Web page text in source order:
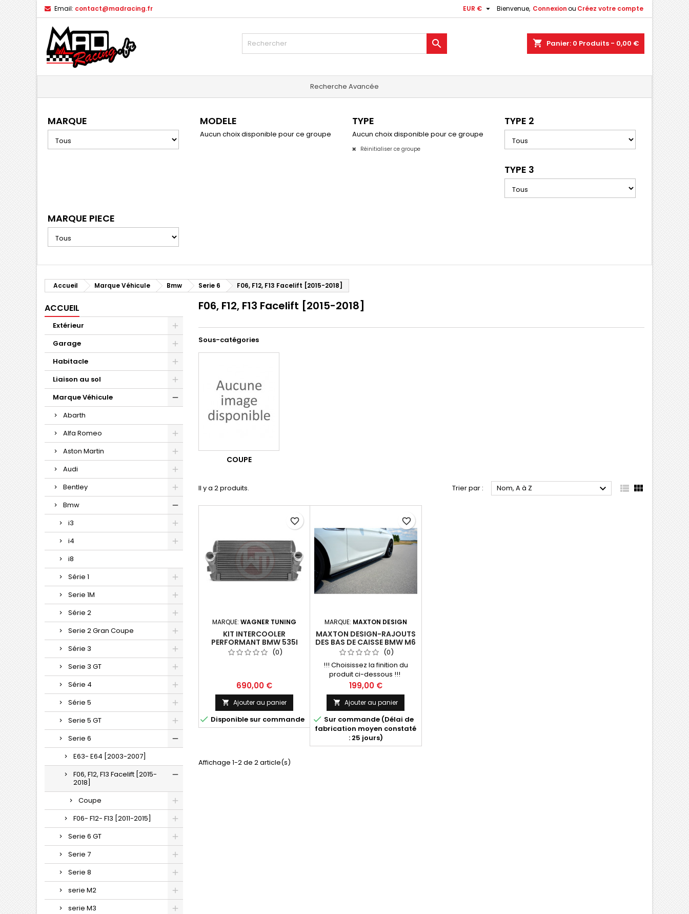
Email: contact@madracing.fr Bienvenue, Connexionou Créez votre compte
EUR € 
shopping_cart Panier: 0 Produits - 0,00 €

Recherche Avancée
MARQUE MODELE
Aucun choix disponible pour ce groupe
TYPE
Aucun choix disponible pour ce groupe
Réinitialiser ce groupe
TYPE 2
TYPE 3
MARQUE PIECE
Accueil Marque Véhicule Bmw Serie 6 F06, F12, F13 Facelift [2015-2018]
ACCUEIL
Extérieur
Garage
Habitacle
Liaison au sol
Marque Véhicule
Abarth
Alfa Romeo
Aston Martin
Audi
Bentley
Bmw
i3
i4
i8
Série 1
Serie 1M
Série 2
Serie 2 Gran Coupe
Série 3
Serie 3 GT
Série 4
Série 5
Serie 5 GT
Serie 6
E63- E64 [2003-2007]
F06, F12, F13 Facelift [2015-
2018]
Coupe
F06- F12- F13 [2011-2015]
Serie 6 GT
Serie 7
Serie 8
serie M2
serie M3
F06, F12, F13 Facelift [2015-2018]
Sous-catégories
COUPE
Il y a 2 produits. Trier par : Nom, A à Z   
MARQUE:WAGNER TUNING
KIT INTERCOOLER
PERFORMANT BMW 535I
(0)
Prix
690,00 €
 Ajouter au panier
 Disponible sur commande
favorite_border
MARQUE: MAXTON DESIGN
MAXTON DESIGN-RAJOUTS
DES BAS DE CAISSE BMW M6
/ 6 M-PACK COUPE /
CABRIOLET F06 / F13 / F12
(0)
!!! Choisissez la finition du
produit ci-dessous !!!
Prix
199,00 €
 Ajouter au panier
 Sur commande (Délai de
fabrication moyen constaté
: 25 jours)
favorite_border
Affichage 1-2 de 2 article(s)